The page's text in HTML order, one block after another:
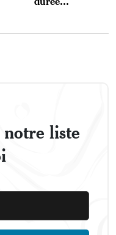
notre liste